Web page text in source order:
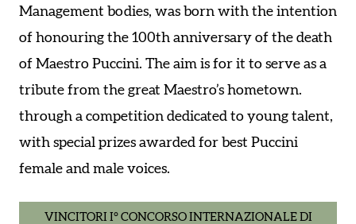
Management bodies, was born with the intention
of honouring the 100th anniversary of the death
of Maestro Puccini. The aim is for it to serve as a
tribute from the great Maestro’s hometown.
through a competition dedicated to young talent,
with special prizes awarded for best Puccini
female and male voices.
VINCITORI I° CONCORSO INTERNAZIONALE DI